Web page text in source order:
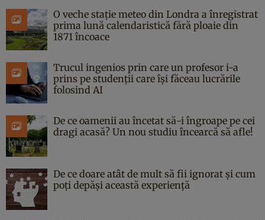
O veche stație meteo din Londra a înregistrat
prima lună calendaristică fără ploaie din
1871 încoace
Trucul ingenios prin care un profesor i-a
prins pe studenții care își făceau lucrările
folosind AI
De ce oamenii au încetat să-i îngroape pe cei
dragi acasă? Un nou studiu încearcă să afle!
De ce doare atât de mult să fii ignorat și cum
poți depăși această experiență